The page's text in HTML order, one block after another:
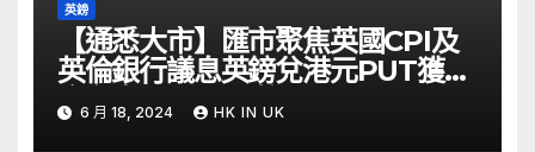
英鎊
【通悉大市】匯市聚焦英國CPI及
英倫銀行議息英鎊兌港元PUT獲資
金留意 – Now 財經
6 月 18, 2024 HK IN UK